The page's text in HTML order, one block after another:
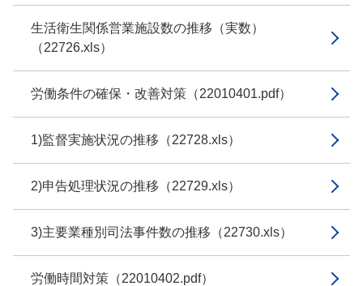
生活衛生関係営業施設数の推移（実数）
（22726.xls）
労働条件の確保・改善対策（22010401.pdf）
1)監督実施状況の推移（22728.xls）
2)申告処理状況の推移（22729.xls）
3)主要業種別司法事件数の推移（22730.xls）
労働時間対策（22010402.pdf）